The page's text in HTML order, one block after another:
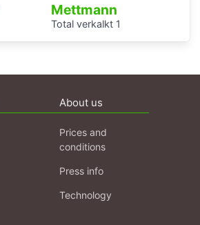
Mettmann
Total verkalkt 1
About us
Prices and
conditions
Press info
Technology